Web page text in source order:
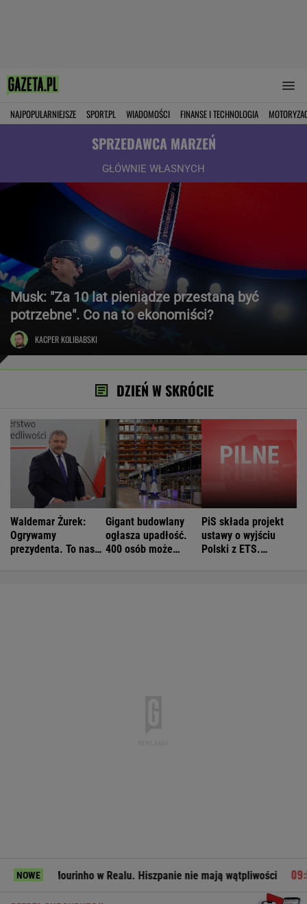
NAJPOPULARNIEJSZE SPORT.PL WIADOMOŚCI FINANSE I TECHNOLOGIA
SPRZEDAWCA MARZEŃ
GŁÓWNIE WŁASNYCH
Musk: "Za 10 lat pieniądze przestaną być
potrzebne". Co na to ekonomiści?
KACPER KOLIBABSKI
DZIEŃ W SKRÓCIE
Waldemar Żurek:
Ogrywamy
prezydenta. To nasz
Gigant budowlany
ogłasza upadłość.
400 osób może
PiS składa projekt
ustawy o wyjściu
Polski z ETS.
NOWE w Realu. Hiszpanie nie mają wątpliwości Miał